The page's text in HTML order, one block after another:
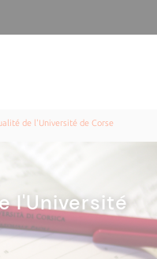
de l'Université de Corse
l'Université